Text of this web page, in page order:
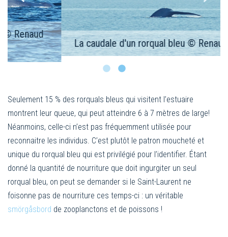
La caudale d'un rorqual bleu © Renaud Pintiaux
Seulement 15 % des rorquals bleus qui visitent l’estuaire
montrent leur queue, qui peut atteindre 6 à 7 mètres de large!
Néanmoins, celle-ci n’est pas fréquemment utilisée pour
reconnaitre les individus. C’est plutôt le patron moucheté et
unique du rorqual bleu qui est privilégié pour l’identifier. Étant
donné la quantité de nourriture que doit ingurgiter un seul
rorqual bleu, on peut se demander si le Saint-Laurent ne
foisonne pas de nourriture ces temps-ci : un véritable
smörgåsbord de zooplanctons et de poissons !